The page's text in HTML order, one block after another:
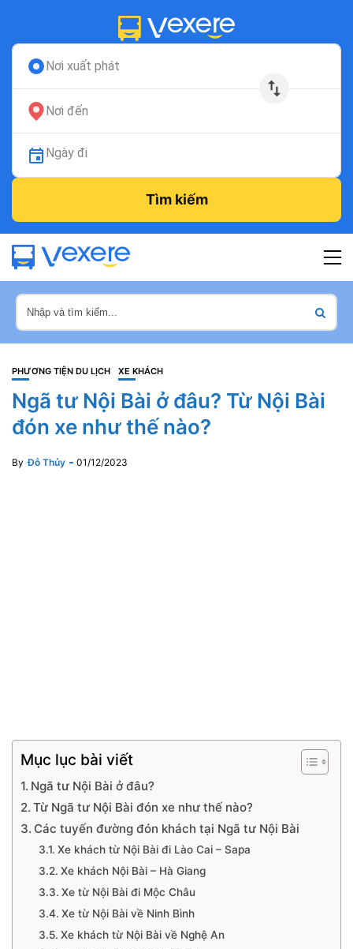
Nơi xuất phát
Nơi đến
Ngày đi
Tìm kiếm
PHƯƠNG TIỆN DU LỊCH XE KHÁCH
Ngã tư Nội Bài ở đâu? Từ Nội Bài
đón xe như thế nào?
By Đỗ Thủy 01/12/2023
Mục lục bài viết
Ngã tư Nội Bài ở đâu?
Từ Ngã tư Nội Bài đón xe như thế nào?
Các tuyến đường đón khách tại Ngã tư Nội Bài
Xe khách từ Nội Bài đi Lào Cai – Sapa
Xe khách Nội Bài – Hà Giang
Xe từ Nội Bài đi Mộc Châu
Xe từ Nội Bài về Ninh Bình
Xe khách từ Nội Bài về Nghệ An